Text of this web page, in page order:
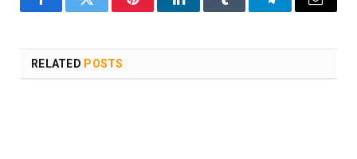
FacebookTwitter PinterestLinkedInTumblr TelegramEmail
RELATED POSTS